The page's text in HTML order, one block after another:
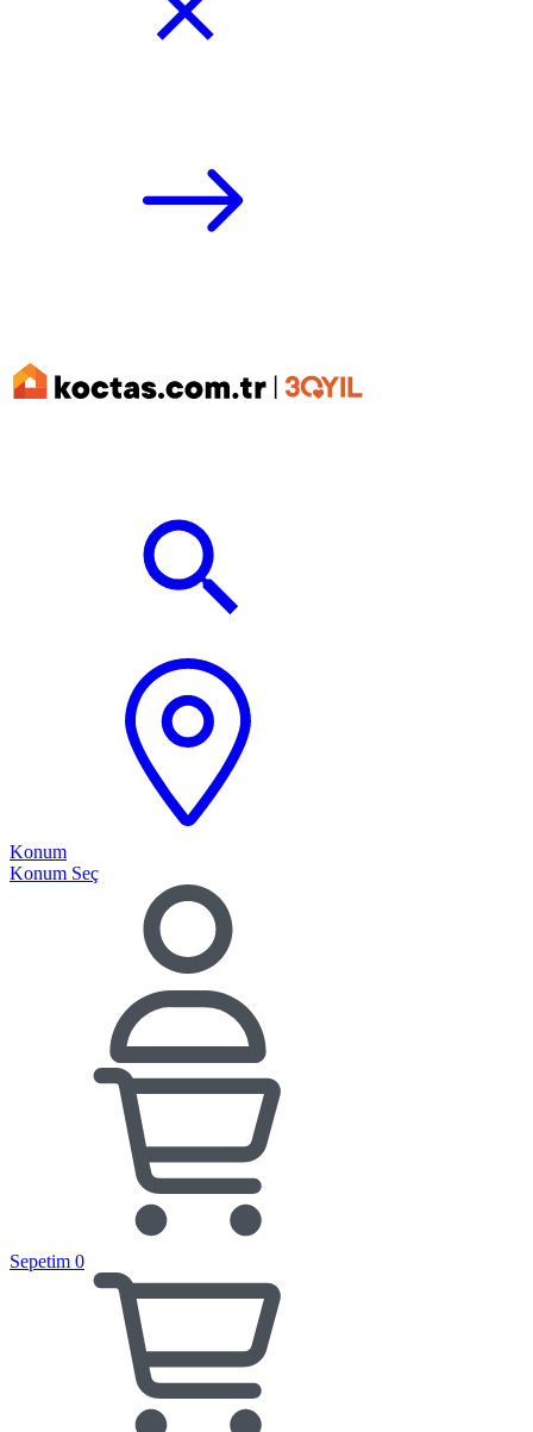
Konum
Konum Seç
Sepetim 0